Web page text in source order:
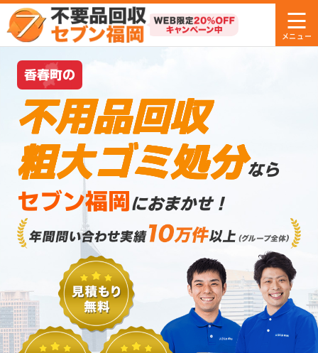
香春町の
不用品回収
粗大ゴミ処分なら
セブン福岡 におまかせ！